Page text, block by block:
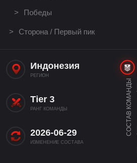
Победы
Сторона / Первый пик
Индонезия
РЕГИОН
Tier 3
РАНГ КОМАНДЫ
2026-06-29
ИЗМЕНЕНИЕ СОСТАВА
СОСТАВ КОМАНДЫ